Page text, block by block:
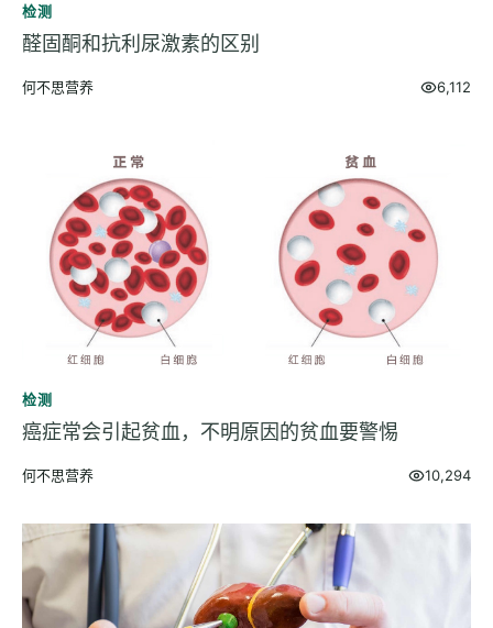
检测
醛固酮和抗利尿激素的区别
何不思营养 6,112
检测
癌症常会引起贫血，不明原因的贫血要警惕
何不思营养 10,294